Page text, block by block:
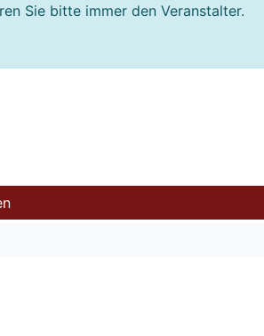
Sie bitte immer den Veranstalter.